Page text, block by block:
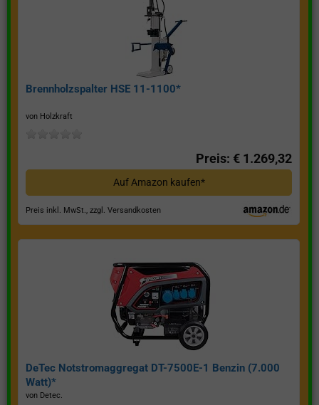
Brennholzspalter HSE 11-1100*
von Holzkraft
Preis: € 1.269,32
Auf Amazon kaufen*
Preis inkl. MwSt., zzgl. Versandkosten
DeTec Notstromaggregat DT-7500E-1 Benzin (7.000
Watt)*
von Detec.